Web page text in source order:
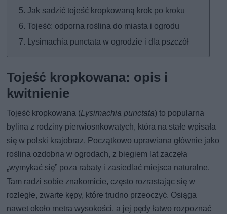
Jak sadzić tojeść kropkowaną krok po kroku
Tojeść: odporna roślina do miasta i ogrodu
Lysimachia punctata w ogrodzie i dla pszczół
Tojeść kropkowana: opis i
kwitnienie
Tojeść kropkowana (Lysimachia punctata) to popularna
bylina z rodziny pierwiosnkowatych, która na stałe wpisała
się w polski krajobraz. Początkowo uprawiana głównie jako
roślina ozdobna w ogrodach, z biegiem lat zaczęła
„wymykać się” poza rabaty i zasiedlać miejsca naturalne.
Tam radzi sobie znakomicie, często rozrastając się w
rozległe, zwarte kępy, które trudno przeoczyć. Osiąga
nawet około metra wysokości, a jej pędy łatwo rozpoznać